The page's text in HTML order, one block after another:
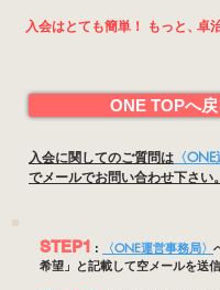
入会はとても簡単！ もっと 、卓
ONE TOPへ戻
入会に関してのご質問は 〈
でメールでお問い合わせ下さい。
STEP1 : 〈ONE運営事務局〉
希望」と記載して空メールを送信